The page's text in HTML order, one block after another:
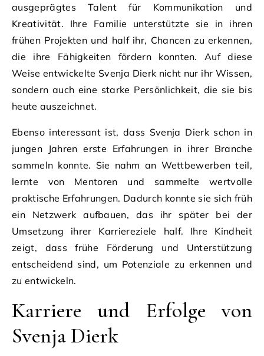
ausgeprägtes Talent für Kommunikation und
Kreativität. Ihre Familie unterstützte sie in ihren
frühen Projekten und half ihr, Chancen zu erkennen,
die ihre Fähigkeiten fördern konnten. Auf diese
Weise entwickelte Svenja Dierk nicht nur ihr Wissen,
sondern auch eine starke Persönlichkeit, die sie bis
heute auszeichnet.
Ebenso interessant ist, dass Svenja Dierk schon in
jungen Jahren erste Erfahrungen in ihrer Branche
sammeln konnte. Sie nahm an Wettbewerben teil,
lernte von Mentoren und sammelte wertvolle
praktische Erfahrungen. Dadurch konnte sie sich früh
ein Netzwerk aufbauen, das ihr später bei der
Umsetzung ihrer Karriereziele half. Ihre Kindheit
zeigt, dass frühe Förderung und Unterstützung
entscheidend sind, um Potenziale zu erkennen und
zu entwickeln.
Karriere und Erfolge von
Svenja Dierk